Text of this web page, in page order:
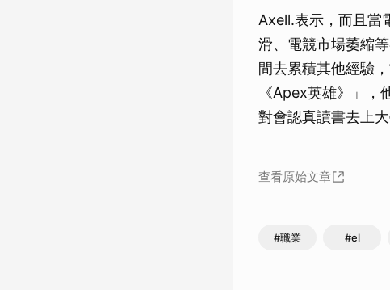
Axell.表示，而且當
滑、電競市場萎縮
間去累積其他經驗
《Apex英雄》」
對會認真讀書去上大
查看原始文章
#職業 #el